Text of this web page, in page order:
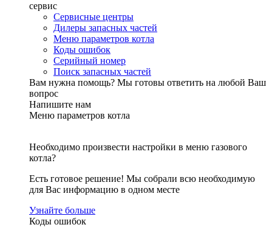
сервис
Сервисные центры
Дилеры запасных частей
Меню параметров котла
Коды ошибок
Серийный номер
Поиск запасных частей
Вам нужна помощь? Мы готовы ответить на любой Ваш
вопрос
Напишите нам
Меню параметров котла
Необходимо произвести настройки в меню газового
котла?
Есть готовое решение! Мы собрали всю необходимую
для Вас информацию в одном месте
Узнайте больше
Коды ошибок